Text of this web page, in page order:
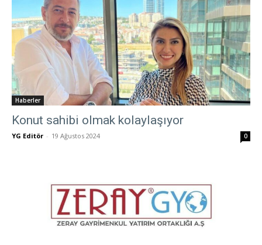
Haberler
Konut sahibi olmak kolaylaşıyor
YG Editör - 19 Ağustos 2024 0